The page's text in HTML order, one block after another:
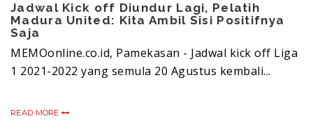
Jadwal Kick off Diundur Lagi, Pelatih
Madura United: Kita Ambil Sisi Positifnya
Saja
MEMOonline.co.id, Pamekasan - Jadwal kick off Liga
1 2021-2022 yang semula 20 Agustus kembali...
READ MORE